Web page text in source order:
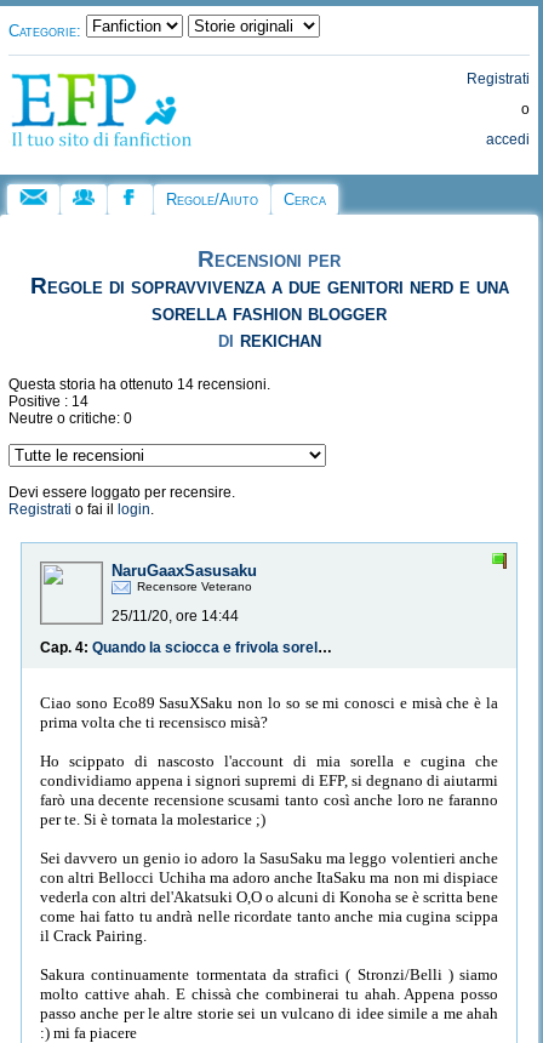
Categorie:
Registrati
o
accedi
Regole/Aiuto Cerca
Recensioni per
Regole di sopravvivenza a due genitori nerd e una
sorella fashion blogger
di rekichan
Questa storia ha ottenuto 14 recensioni.
Positive : 14
Neutre o critiche: 0
Devi essere loggato per recensire.
Registrati o fai il login.
NaruGaaxSasusaku
Recensore Veterano
25/11/20, ore 14:44
Cap. 4:
Quando la sciocca e frivola sorella ha voti migliori dei tuoi, l’unica soluzione è diventare un ninja (e sperare che i tuoi ti ignorino per una scadenza)
Ciao sono Eco89 SasuXSaku non lo so se mi conosci e misà che è la
prima volta che ti recensisco misà?
Ho scippato di nascosto l'account di mia sorella e cugina che
condividiamo appena i signori supremi di EFP, si degnano di aiutarmi
farò una decente recensione scusami tanto così anche loro ne faranno
per te. Si è tornata la molestarice ;)
Sei davvero un genio io adoro la SasuSaku ma leggo volentieri anche
con altri Bellocci Uchiha ma adoro anche ItaSaku ma non mi dispiace
vederla con altri del'Akatsuki O,O o alcuni di Konoha se è scritta bene
come hai fatto tu andrà nelle ricordate tanto anche mia cugina scippa
il Crack Pairing.
Sakura continuamente tormentata da strafici ( Stronzi/Belli ) siamo
molto cattive ahah. E chissà che combinerai tu ahah. Appena posso
passo anche per le altre storie sei un vulcano di idee simile a me ahah
:) mi fa piacere